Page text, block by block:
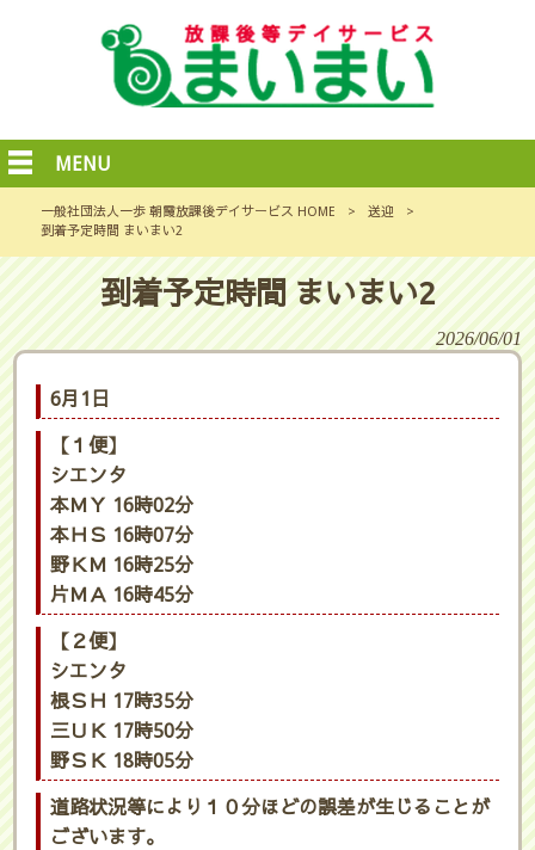
MENU
一般社団法人一歩 朝霞放課後デイサービス HOME > 送迎
>
到着予定時間 まいまい2
到着予定時間 まいまい2
2026/06/01
6月1日
【１便】
シエンタ
本ＭＹ 16時02分
本ＨＳ 16時07分
野ＫＭ 16時25分
片ＭＡ 16時45分
【２便】
シエンタ
根ＳＨ 17時35分
三ＵＫ 17時50分
野ＳＫ 18時05分
道路状況等により１０分ほどの誤差が生じることが
ございます。